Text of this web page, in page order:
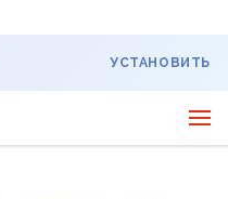
УСТАНОВИТЬ